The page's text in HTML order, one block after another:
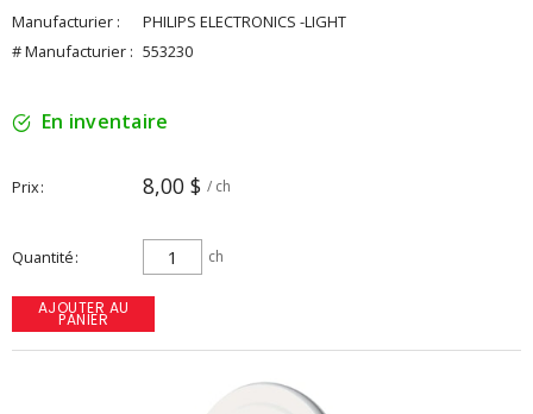
Manufacturier :
PHILIPS ELECTRONICS -LIGHT
# Manufacturier : 553230
En inventaire
Prix 8,00 $ / ch
Quantité ch
AJOUTER AU
PANIER